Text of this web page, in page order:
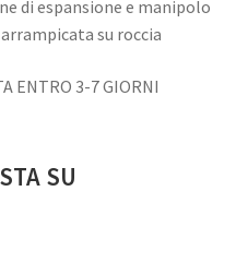
di espansione e manipolo
su roccia
ENTRO 3-7 GIORNI
SU